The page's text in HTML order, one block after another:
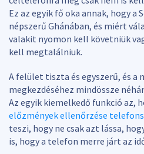
Ez az egyik fő oka annak, hogy a
népszerű Ghánában, és miért
valakit nyomon kell követniük
kell megtalálniuk.
A felület tiszta és egyszerű, és a
megkezdéséhez mindössze
Az egyik kiemelkedő funkció az,
előzmények ellenőrzése
teszi, hogy ne csak azt lássa,
is, hogy a telefon merre járt az